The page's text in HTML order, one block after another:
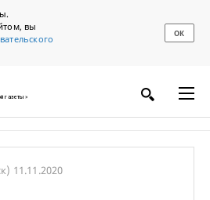
вы
ОК
газеты»
11.11.2020